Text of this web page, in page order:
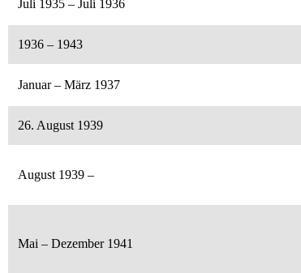
Juli 1935 – Juli 1936
1936 – 1943
Januar – März 1937
26. August 1939
August 1939 –
Mai – Dezember 1941